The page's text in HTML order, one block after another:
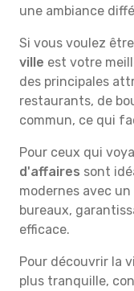
une ambiance
Si vous voulez
ville est votre
des principales
restaurants, de
commun, ce qui
Pour ceux qui
d'affaires sont
modernes avec
bureaux,
efficace.
Pour découvrir la
plus tranquille,